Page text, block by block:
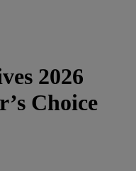
2026
Choice